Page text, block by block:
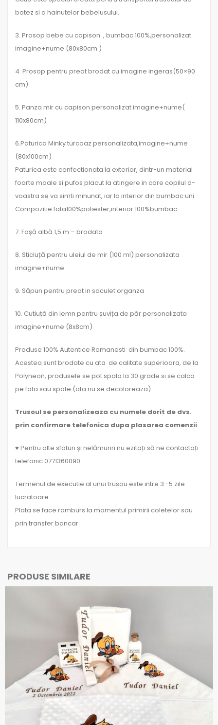
botez si a hainutelor bebelusului.
3. Prosop bebe cu capison , bumbac 100%,personalizat
imagine+nume (80x80cm )
4. Prosop pentru preot brodat cu imagine ingeras(50×90
cm)
5. Panza mir cu capison personalizat imagine+nume(
110x80cm)
6.Paturica Minky turcoaz personalizata,imagine+nume
(80x100cm)
Paturica este confectionata la exterior, dintr-un material
foarte moale si pufos placut la atingere in care copilul d-
voastra se va simti minunat, iar la interior din bumbac uni.
Compozitie:fata100%poliester,interior 100%bumbac
7. Fașă albă 1,5 m – brodata
8. Sticluță pentru uleiul de mir (100 ml) personalizata
imagine+nume
9. Săpun pentru preot in saculet organza
10. Cutiuță din lemn pentru șuvița de păr personalizata
imagine+nume (8x8cm)
Produse 100% Autentice Romanesti din bumbac 100%.
Acestea sunt brodate cu ata de calitate superioara, de la
Polyneon, produsele se pot spala la 30 grade si se calca
pe fata sau spate (ata nu se decoloreaza).
Trusoul se personalizeaza cu numele dorit de dvs.
prin confirmare telefonica dupa plasarea comenzii
♥ Pentru alte sfaturi și nelămuriri nu ezitați să ne contactați
telefonic 0771360090
Termenul de executie al unui trusou este intre 3 -5 zile
lucratoare.
Plata se face ramburs la momentul primirii coletelor sau
prin transfer bancar.
PRODUSE SIMILARE